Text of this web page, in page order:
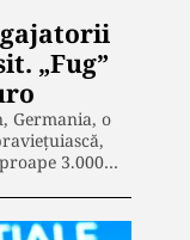
„Fug”
Germania, o
3.000…